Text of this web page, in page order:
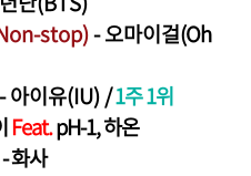
stop)- 오마이걸(Oh
- 아이유(IU)/1주 1위
Feat.pH-1, 하온
- 화사